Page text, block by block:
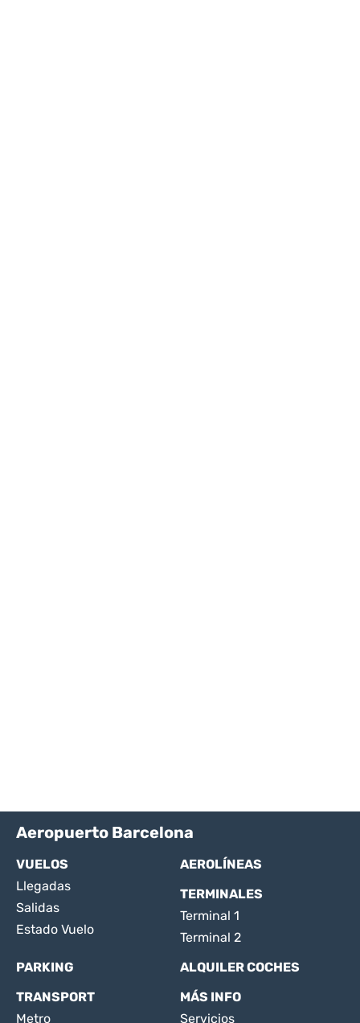
Aeropuerto Barcelona
VUELOS
Llegadas
Salidas
Estado Vuelo
AEROLÍNEAS
TERMINALES
Terminal 1
Terminal 2
PARKING
ALQUILER COCHES
TRANSPORT
Metro
MÁS INFO
Servicios